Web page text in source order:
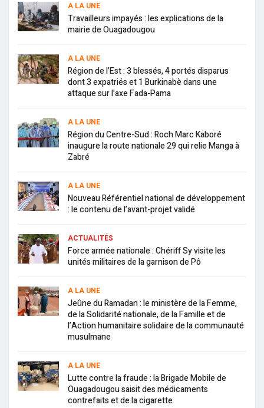
A LA UNE
Travailleurs impayés : les explications de la
mairie de Ouagadougou
A LA UNE
Région de l’Est : 3 blessés, 4 portés disparus
dont 3 expatriés et 1 Burkinabè dans une
attaque sur l’axe Fada-Pama
A LA UNE
Région du Centre-Sud : Roch Marc Kaboré
inaugure la route nationale 29 qui relie Manga à
Zabré
A LA UNE
Nouveau Référentiel national de développement
: le contenu de l’avant-projet validé
ACTUALITÉS
Force armée nationale : Chériff Sy visite les
unités militaires de la garnison de Pô
A LA UNE
Jeûne du Ramadan : le ministère de la Femme,
de la Solidarité nationale, de la Famille et de
l’Action humanitaire solidaire de la communauté
musulmane
A LA UNE
Lutte contre la fraude : la Brigade Mobile de
Ouagadougou saisit des médicaments
contrefaits et de la cigarette